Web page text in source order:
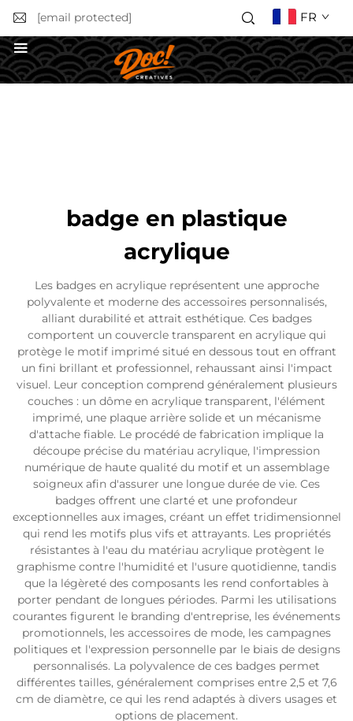
[email protected] FR
badge en plastique
acrylique
Les badges en acrylique représentent une approche
polyvalente et moderne des accessoires personnalisés,
alliant durabilité et attrait esthétique. Ces badges
comportent un couvercle transparent en acrylique qui
protège le motif imprimé situé en dessous tout en offrant
un fini brillant et professionnel, rehaussant ainsi l'impact
visuel. Leur conception comprend généralement plusieurs
couches : un dôme en acrylique transparent, l'élément
imprimé, une plaque arrière solide et un mécanisme
d'attache fiable. Le procédé de fabrication implique la
découpe précise du matériau acrylique, l'impression
numérique de haute qualité du motif et un assemblage
soigneux afin d'assurer une longue durée de vie. Ces
badges offrent une clarté et une profondeur
exceptionnelles aux images, créant un effet tridimensionnel
qui rend les motifs plus vifs et attrayants. Les propriétés
résistantes à l'eau du matériau acrylique protègent le
graphisme contre l'humidité et l'usure quotidienne, tandis
que la légèreté des composants les rend confortables à
porter pendant de longues périodes. Parmi les utilisations
courantes figurent le branding d'entreprise, les événements
promotionnels, les accessoires de mode, les campagnes
politiques et l'expression personnelle par le biais de designs
personnalisés. La polyvalence de ces badges permet
différentes tailles, généralement comprises entre 2,5 et 7,6
cm de diamètre, ce qui les rend adaptés à divers usages et
options de placement.